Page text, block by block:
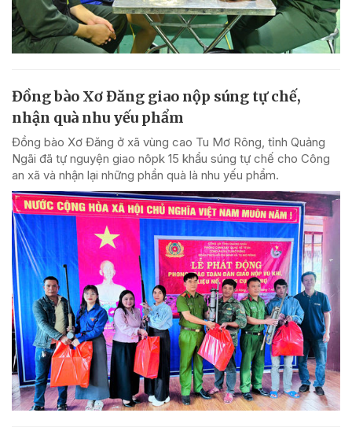
Đồng bào Xơ Đăng giao nộp súng tự chế,
nhận quà nhu yếu phẩm
Đồng bào Xơ Đăng ở xã vùng cao Tu Mơ Rông, tỉnh Quảng
Ngãi đã tự nguyện giao nôpk 15 khẩu súng tự chế cho Công
an xã và nhận lại những phần quà là nhu yếu phẩm.